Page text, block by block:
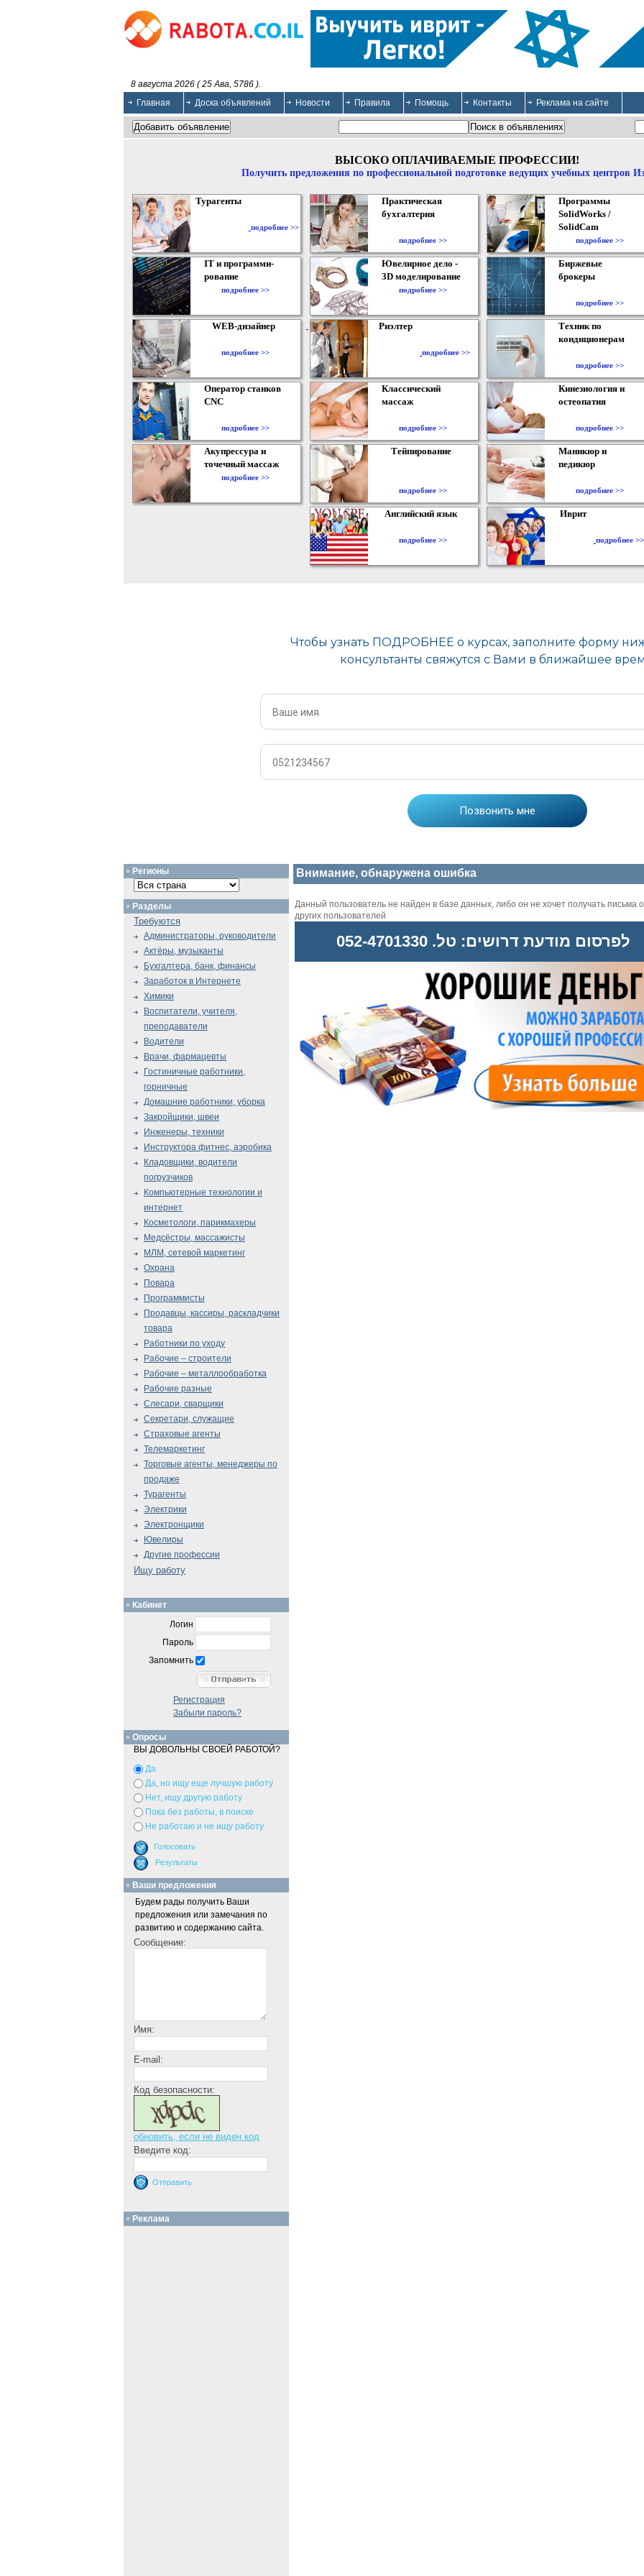
8 августа 2026 ( 25 Ава, 5786 ).
Главная
Доска объявлений Новости Правила Помощь Контакты Реклама на сайте
ВЫСОКО ОПЛАЧИВАЕМЫЕ ПРОФЕССИИ!
Получить предложения по профессиональной подготовке ведущих учебных центров
Турагенты
подробнее >>
Практическая
бухгалтерия
подробнее >>
Программы
SolidWorks /
SolidCam
подробнее >>
IT и программи-
рование
подробнее >>
Ювелирное дело -
3D моделирование
подробнее >>
Биржевые
брокеры
подробнее >>
WEB-дизайнер
подробнее >>
Риэлтер
подробнее >>
Техник по
кондиционерам
подробнее >>
Оператор станков
CNC
подробнее >>
Классический
массаж
подробнее >>
Кинезиология и
остеопатия
подробнее >>
Акупрессура и
точечный массаж
подробнее >>
Тейпирование
подробнее >>
Маникюр и
педикюр
подробнее >>
Английский язык
подробнее >>
Иврит
подробнее >>
Внимание, обнаружена ошибка
Данный пользователь не найден в базе данных, либо он не хочет получать письма
других пользователей
לפרסום מודעת דרושים: טל. 052-4701330
Регионы
Разделы
Требуются
Администраторы, руководители
Актёры, музыканты
Бухгалтера, банк, финансы
Заработок в Интернете
Химики
Воспитатели, учителя,
преподаватели
Водители
Врачи, фармацевты
Гостиничные работники,
горничные
Домашние работники, уборка
Закройщики, швеи
Инженеры, техники
Инструктора фитнес, аэробика
Кладовщики, водители
погрузчиков
Компьютерные технологии и
интернет
Косметологи, парикмахеры
Медсёстры, массажисты
МЛМ, сетевой маркетинг
Охрана
Повара
Программисты
Продавцы, кассиры, раскладчики
товара
Работники по уходу
Рабочие – строители
Рабочие – металлообработка
Рабочие разные
Слесари, сварщики
Секретари, служащие
Страховые агенты
Телемаркетинг
Торговые агенты, менеджеры по
продаже
Турагенты
Электрики
Электронщики
Ювелиры
Другие профессии
Ищу работу
Кабинет
Логин
Пароль
Запомнить
Регистрация
Забыли пароль?
Опросы
ВЫ ДОВОЛЬНЫ СВОЕЙ РАБОТОЙ?
Да
Да, но ищу еще лучшую работу
Нет, ищу другую работу
Пока без работы, в поиске
Не работаю и не ищу работу
Ваши предложения
Будем рады получить Ваши
предложения или замечания по
развитию и содержанию сайта.
Сообщение:
Имя:
E-mail:
Код безопасности:
обновить, если не виден код
Введите код:
Реклама